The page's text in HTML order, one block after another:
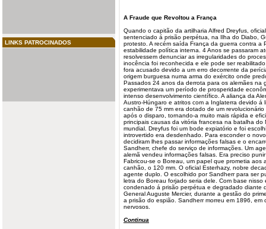
LINKS PATROCINADOS
A Fraude que Revoltou a França
Quando o capitão da artilharia Alfred Dreyfus ,
sentenciado á prisão perpétua, na Ilha do Diabo,
protesto. A recém saída França da guerra contra a
estabilidade política interna. 4 Anos se passaram
resolvessem denunciar as irregularidades do
inocência foi reconhecida e ele pode ser
fora acusado devido a um erro decorrente da
origem burguesa numa arma do exército onde
Passados 24 anos da derrota para os alemães na
experimentava um período de prosperidade
intenso desenvolvimento científico. A aliança da
Austro-Húngaro e atritos com a Inglaterra devido á
canhão de 75 mm era dotado de um
após o disparo, tornando-a muito mais rápida e
principais causas da vitória francesa na batalha do
mundial. Dreyfus foi um bode expiatório e foi
introvertido era desdenhado. Para esconder o
decidiram lhes passar informações falsas e o
Sandherr, chefe do serviço de informações. Um
alemã vendeu informações falsas. Era preciso
Fabricou-se o Boreau, um papel que prometia aos
canhão, o 120 mm. O oficial Esterhazy, nobre
agente duplo. O escolhido por Sandherr para ser
letra do Boreau forjado seria dele. Com base
condenado á prisão perpétua e degradado diante
General Auguste Mercier, durante a gestão do
a prisão do espião. Sandherr morreu em 1896, em
nervosos.
Continua